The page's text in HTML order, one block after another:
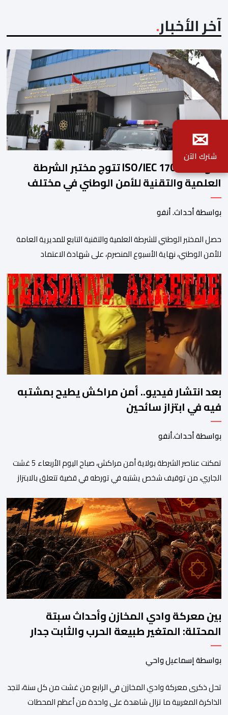
آخر الأخبار
شهادة ISO/IEC 17025 تتوج مختبر الشرطة
العلمية والتقنية للأمن الوطني في مختلف
الخبرات الجنائية
بواسطة أحداث. أنفو
حصل المختبر الوطني للشرطة العلمية والتقنية التابع للمديرية العامة
للأمن الوطني، نهاية الأسبوع المنصرم، على شهادة الاعتماد
مختلف التخصصات والخبرات الشرعية، بما فيها فروع البيولوجيا والكيمياء،
وتدقيق وفحص الوثائق، والحرائق والمتفجرات، وكذا الآثار الرقمية
والمخدرات والمواد السمومية.وكانت المنظمة الأمريكية للاعتماد
والتقييس ″The ANSI National Accreditation Board″، المختصة […]
بعد انتشار فيديو.. أمن مراكش يطيح بمشتبه
فيه في ابتزاز سائحين
بواسطة أحداث.أنفو
تمكنت عناصر الشرطة بولاية أمن مراكش، صباح اليوم الأربعاء 5 غشت
الجاري، من توقيف شخص يشتبه في تورطه في قضية تتعلق بالابتزاز
سائحين أجنبيين للابتزاز بالمدينة العتيقة بمراكش، وطالبهما بمبلغ مالي
غير مستحق بدعوى ممارسة نشاط مرتبط بالإرشاد السياحي بدون
رخصة، وهي الأفعال الإجرامية التي […]
بين معركة وادي المخازن وأحداث سبتة
المحتلة: المتغير طبيعة الحرب والثابت جدار
الصد الوطني
بواسطة إسماعيل واحي
تحل ذكرى معركة وادي المخازن في الرابع من غشت من كل سنة، لتجد
الذاكرة المغربية ما تزال شاهدة على واحدة من أعظم المحطات
✉
شترك الآن